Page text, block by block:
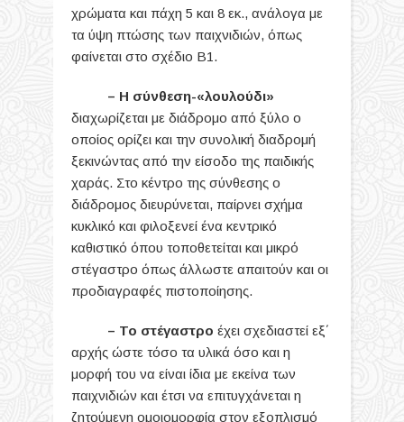
χρώματα και πάχη 5 και 8 εκ., ανάλογα με
τα ύψη πτώσης των παιχνιδιών, όπως
φαίνεται στο σχέδιο B1.
– Η σύνθεση-«λουλούδι»
διαχωρίζεται με διάδρομο από ξύλο ο
οποίος ορίζει και την συνολική διαδρομή
ξεκινώντας από την είσοδο της παιδικής
χαράς. Στο κέντρο της σύνθεσης ο
διάδρομος διευρύνεται, παίρνει σχήμα
κυκλικό και φιλοξενεί ένα κεντρικό
καθιστικό όπου τοποθετείται και μικρό
στέγαστρο όπως άλλωστε απαιτούν και οι
προδιαγραφές πιστοποίησης.
– Το στέγαστρο έχει σχεδιαστεί εξ΄
αρχής ώστε τόσο τα υλικά όσο και η
μορφή του να είναι ίδια με εκείνα των
παιχνιδιών και έτσι να επιτυγχάνεται η
ζητούμενη ομοιομορφία στον εξοπλισμό